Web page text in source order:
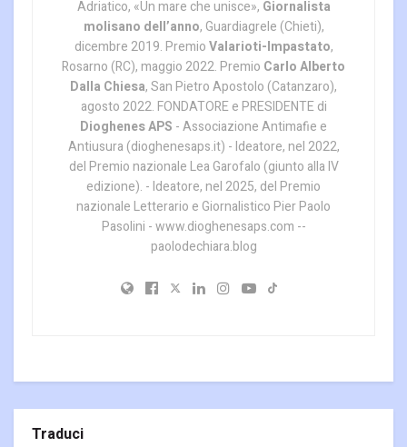
Adriatico, «Un mare che unisce», Giornalista
molisano dell’anno, Guardiagrele (Chieti),
dicembre 2019. PremioValarioti-Impastato,
Rosarno (RC), maggio 2022. Premio Carlo Alberto
Dalla Chiesa, San Pietro Apostolo (Catanzaro),
agosto 2022. FONDATORE e PRESIDENTE di
Dioghenes APS - Associazione Antimafie e
Antiusura (dioghenesaps.it) - Ideatore, nel 2022,
del Premio nazionale Lea Garofalo (giunto alla IV
edizione). - Ideatore, nel 2025, del Premio
nazionale Letterario e Giornalistico Pier Paolo
Pasolini - www.dioghenesaps.com --
paolodechiara.blog
Traduci